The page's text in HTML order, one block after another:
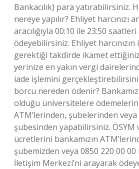
Bankacılık) para yatırabilirsiniz.
nereye yapılır? Ehliyet harcınızı
aracılığıyla 00:10 ile 23:50
ödeyebilirsiniz. Ehliyet harcınızın
gerektiği takdirde ikamet
yerinize en yakın vergi
iade işlemini
borcu nereden ödenir?
olduğu üniversitelere
ATM’lerinden, şubelerinden
şubesinden yapabilirsiniz. ÖSYM
ücretlerini bankamızın
şubemizden veya 0850 220 00
İletişim Merkezi’ni arayarak